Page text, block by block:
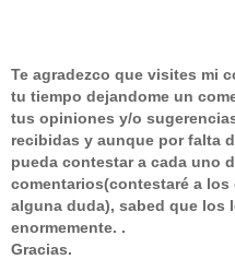
Te agradezco que visites mi
tu tiempo dejandome un
tus opiniones y/o
recibidas y aunque por falta
pueda contestar a cada uno
comentarios(contestaré a los
alguna duda), sabed que los
enormemente. .
Gracias.